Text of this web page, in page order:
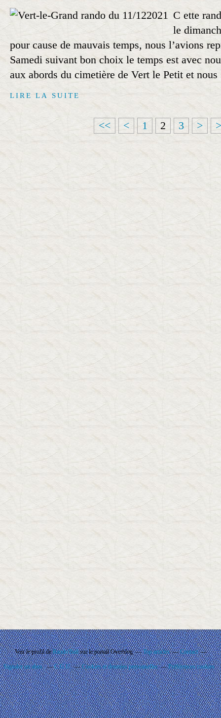
C ette
le
pour cause de mauvais temps, nous l’avions
Samedi suivant bon choix le temps est avec
aux abords du cimetière de Vert le Petit et
LIRE LA SUITE
<< < 1 2 3 >
Voir le profil deRando'Ballsur le portail Overblog Top articles Contact
Signaler un abus C.G.U. Cookies et données personnelles Préférences cookies